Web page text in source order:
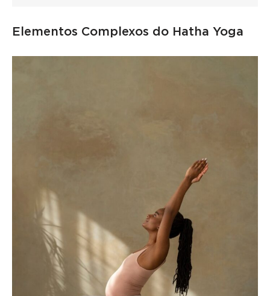
Elementos Complexos do Hatha Yoga